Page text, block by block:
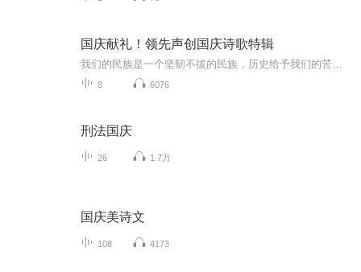
国庆献礼！领先声创国庆诗歌特辑
8 6076
刑法国庆
26 1.7万
国庆美诗文
108 4173